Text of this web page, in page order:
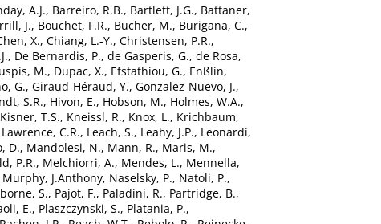
A.J., Barreiro, R.B., Bartlett, J.G., Battaner,
J., Bouchet, F.R., Bucher, M., Burigana, C.,
X., Chiang, L.-Y., Christensen, P.R.,
, De Bernardis, P., de Gasperis, G., de Rosa,
M., Dupac, X., Efstathiou, G., Enßlin,
G., Giraud-Héraud, Y., Gonzalez-Nuevo, J.,
S.R., Hivon, E., Hobson, M., Holmes, W.A.,
Kisner, T.S., Kneissl, R., Knox, L., Krichbaum,
Lawrence, C.R., Leach, S., Leahy, J.P., Leonardi,
D., Mandolesi, N., Mann, R., Maris, M.,
P.R., Melchiorri, A., Mendes, L., Mennella,
Murphy, J.Anthony, Naselsky, P., Natoli, P.,
S., Pajot, F., Paladini, R., Partridge, B.,
E., Plaszczynski, S., Platania, P.,